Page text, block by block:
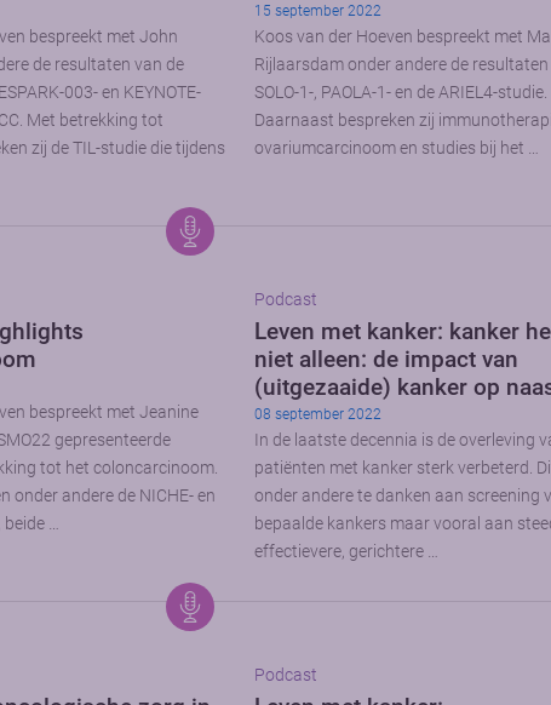
bespreekt met John
de resultaten van de
003- en KEYNOTE-
Met betrekking tot
zij de TIL-studie die tijdens
15 september 2022
Koos van der Hoeven bespreekt met
Rijlaarsdam onder andere de
SOLO-1-, PAOLA-1- en de ARIEL4-studie.
Daarnaast bespreken zij
ovariumcarcinoom en studies bij het …
bespreekt met Jeanine
gepresenteerde
tot het coloncarcinoom.
onder andere de NICHE- en
beide …
Podcast
Leven met kanker: kanker
niet alleen: de impact van
(uitgezaaide) kanker op
08 september 2022
In de laatste decennia is de overleving
patiënten met kanker sterk verbeterd.
onder andere te danken aan screening
bepaalde kankers maar vooral aan
effectievere, gerichtere …
Podcast